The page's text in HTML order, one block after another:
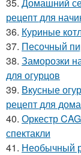
рецепт для
36. Куриные
37. Песочный
38. Заморозки
для огурцов
39. Вкусные
рецепт для
40. Оркестр
спектакли
41. Необычный